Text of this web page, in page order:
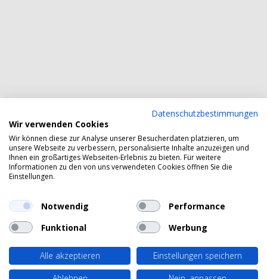
Datenschutzbestimmungen
Wir verwenden Cookies
Wir können diese zur Analyse unserer Besucherdaten platzieren, um
unsere Webseite zu verbessern, personalisierte Inhalte anzuzeigen und
Ihnen ein großartiges Webseiten-Erlebnis zu bieten. Für weitere
Informationen zu den von uns verwendeten Cookies öffnen Sie die
Einstellungen.
Notwendig
Performance
Funktional
Werbung
Alle akzeptieren
Einstellungen speichern